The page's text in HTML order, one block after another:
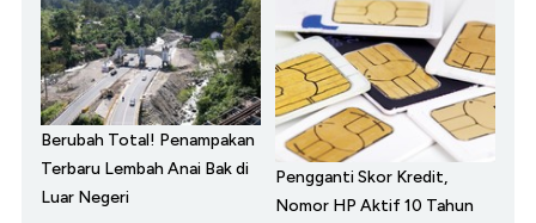
Berubah Total! Penampakan
Terbaru Lembah Anai Bak di
Luar Negeri
Pengganti Skor Kredit,
Nomor HP Aktif 10 Tahun